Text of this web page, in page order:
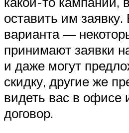
оставить им заявку.
варианта —
принимают заявки
и даже могут
скидку, другие же
видеть вас в офисе
договор.